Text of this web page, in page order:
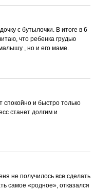
с бутылочки. В итоге в 6
что ребенка грудью
, но и его маме.
спокойно и быстро только
станет долгим и
не получилось все сделать
самое «родное», отказался